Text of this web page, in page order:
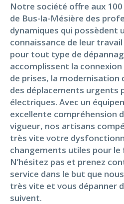
Notre société offre aux 100
de Bus-la-Mésière des
dynamiques qui possèdent
connaissance de leur
pour tout type de
accomplissent la
de prises, la modernisation
des déplacements urgents
électriques. Avec un
excellente compréhension
vigueur, nos artisans
très vite votre
changements utiles pour
N’hésitez pas et prenez
service dans le but que
très vite et vous dépanner
suivent.